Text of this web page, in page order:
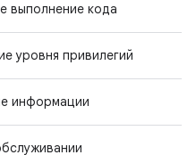
выполнение кода
уровня привилегий
информации